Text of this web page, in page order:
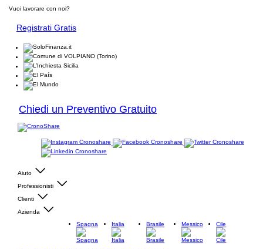
Vuoi lavorare con noi?
Registrati Gratis
Chiedi un Preventivo Gratuito
Aiuto
Professionisti
Clienti
Azienda
Spagna
Italia Brasile Messico Cile